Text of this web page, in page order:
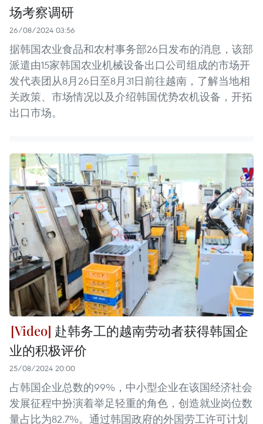
场考察调研
26/08/2024 03:56
据韩国农业食品和农村事务部26日发布的消息，该部
派遣由15家韩国农业机械设备出口公司组成的市场开
发代表团从8月26日至8月31日前往越南，了解当地相
关政策、市场情况以及介绍韩国优势农机设备，开拓
出口市场。
赴韩务工的越南劳动者获得韩国企
业的积极评价
25/08/2024 20:00
占韩国企业总数的99%，中小型企业在该国经济社会
发展征程中扮演着举足轻重的角色，创造就业岗位数
量占比为82.7%。通过韩国政府的外国劳工许可计划